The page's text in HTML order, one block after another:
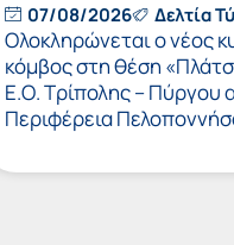
07/08/2026 Δελτία
Ολοκληρώνεται ο νέος
κόμβος στη θέση
Ε.Ο. Τρίπολης – Πύργου
Περιφέρεια